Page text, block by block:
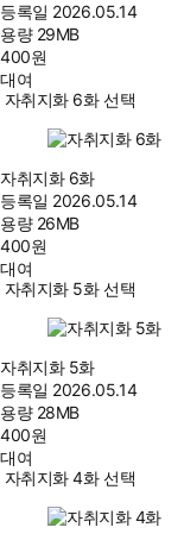
등록일 2026.05.14
용량 29MB
400원
대여
자취지화 6화 선택
자취지화 6화
등록일 2026.05.14
용량 26MB
400원
대여
자취지화 5화 선택
자취지화 5화
등록일 2026.05.14
용량 28MB
400원
대여
자취지화 4화 선택